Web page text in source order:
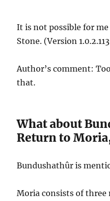
It is not possible for
Stone. (Version
Author’s comment:
that.
What about
Return to
Bundushathûr is
Moria consists of